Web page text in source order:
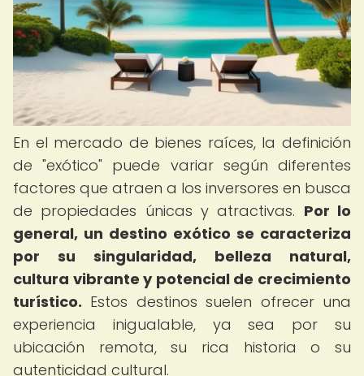
En el mercado de bienes raíces, la definición
de "exótico" puede variar según diferentes
factores que atraen a los inversores en busca
de propiedades únicas y atractivas. Por lo
general, un destino exótico se caracteriza
por su singularidad, belleza natural,
cultura vibrante y potencial de crecimiento
turístico. Estos destinos suelen ofrecer una
experiencia inigualable, ya sea por su
ubicación remota, su rica historia o su
autenticidad cultural.